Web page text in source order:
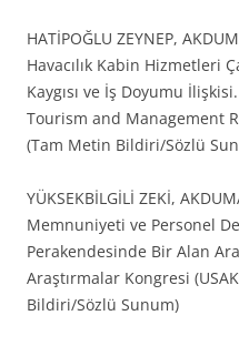
HATİPOĞLU ZEYNEP,
Havacılık Kabin Hizmetleri
Kaygısı ve İş Doyumu
Tourism and Management
(Tam Metin Bildiri/Sözlü
YÜKSEKBİLGİLİ ZEKİ,
Memnuniyeti ve Personel
Perakendesinde Bir Alan
Araştırmalar Kongresi
Bildiri/Sözlü Sunum)